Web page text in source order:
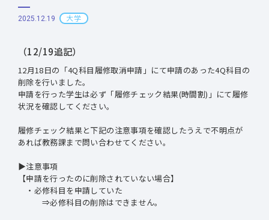
2025.12.19 大学
（12/19追記）
12月18日の「4Q科目履修取消申請」にて申請のあった4Q科目の
削除を行いました。
申請を行った学生は必ず「履修チェック結果(時間割)」にて履修
状況を確認してください。
履修チェック結果と下記の注意事項を確認したうえで不明点が
あれば教務課まで問い合わせてください。
▶注意事項
【申請を行ったのに削除されていない場合】
・必修科目を申請していた
⇒必修科目の削除はできません。